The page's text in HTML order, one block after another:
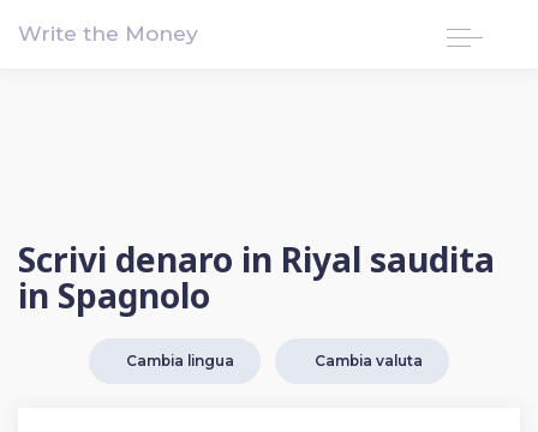
Write the Money
Scrivi denaro in Riyal saudita
in Spagnolo
Cambia lingua Cambia valuta